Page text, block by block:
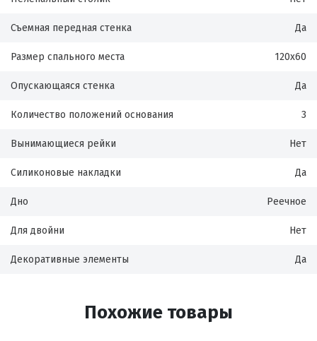
Съемная передная стенка Да
Размер спального места 120х60
Опускающаяся стенка Да
Количество положений основания 3
Вынимающиеся рейки Нет
Силиконовые накладки Да
Дно Реечное
Для двойни Нет
Декоративные элементы Да
Похожие товары